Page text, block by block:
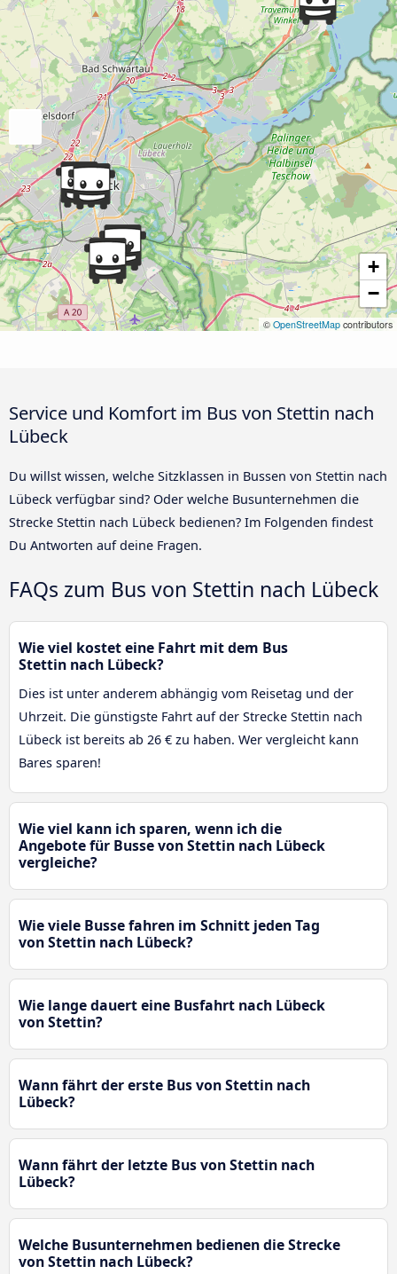
+
−
© OpenStreetMap contributors
Service und Komfort im Bus von Stettin nach
Lübeck
Du willst wissen, welche Sitzklassen in Bussen von Stettin nach
Lübeck verfügbar sind? Oder welche Busunternehmen die
Strecke Stettin nach Lübeck bedienen? Im Folgenden findest
Du Antworten auf deine Fragen.
FAQs zum Bus von Stettin nach Lübeck
Wie viel kostet eine Fahrt mit dem Bus
Stettin nach Lübeck?
Dies ist unter anderem abhängig vom Reisetag und der
Uhrzeit. Die günstigste Fahrt auf der Strecke Stettin nach
Lübeck ist bereits ab 26 € zu haben. Wer vergleicht kann
Bares sparen!
Wie viel kann ich sparen, wenn ich die
Angebote für Busse von Stettin nach Lübeck
vergleiche?
Wie viele Busse fahren im Schnitt jeden Tag
von Stettin nach Lübeck?
Wie lange dauert eine Busfahrt nach Lübeck
von Stettin?
Wann fährt der erste Bus von Stettin nach
Lübeck?
Wann fährt der letzte Bus von Stettin nach
Lübeck?
Welche Busunternehmen bedienen die Strecke
von Stettin nach Lübeck?